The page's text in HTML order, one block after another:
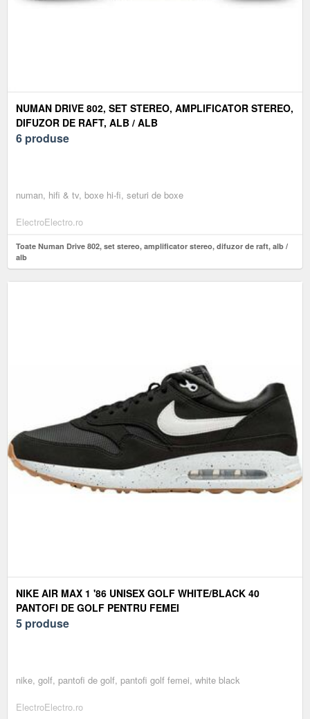
NUMAN DRIVE 802, SET STEREO, AMPLIFICATOR STEREO,
DIFUZOR DE RAFT, ALB / ALB
6 produse
numan, hifi & tv, boxe hi-fi, seturi de boxe
ElectroElectro.ro
Toate Numan Drive 802, set stereo, amplificator stereo, difuzor de raft, alb /
alb
NIKE AIR MAX 1 '86 UNISEX GOLF WHITE/BLACK 40
PANTOFI DE GOLF PENTRU FEMEI
5 produse
nike, golf, pantofi de golf, pantofi golf femei, white black
ElectroElectro.ro